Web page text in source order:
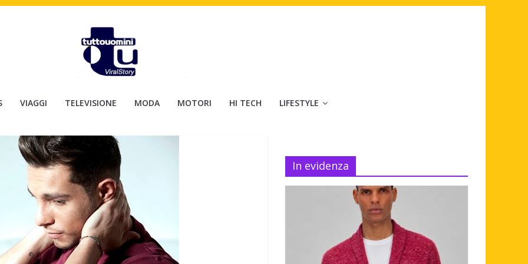
VIAGGI TELEVISIONE MODA MOTORI HI TECH LIFESTYLE
In evidenza